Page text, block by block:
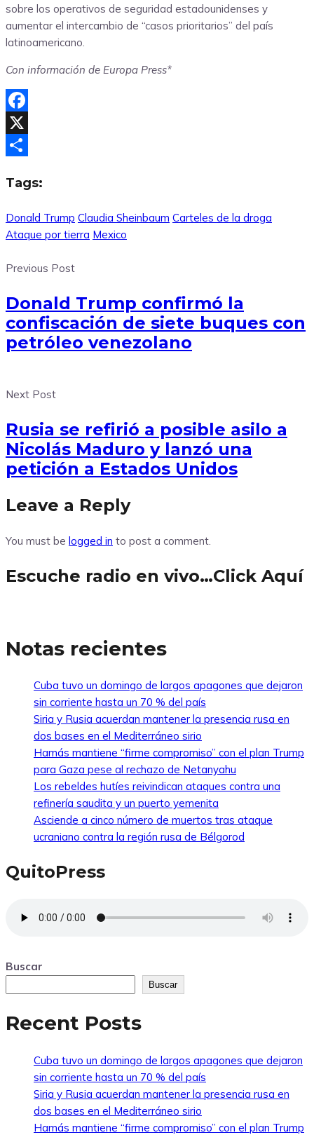
sobre los operativos de seguridad estadounidenses y
aumentar el intercambio de “casos prioritarios” del país
latinoamericano.
Con información de Europa Press*
Facebook
X
Tags:
Donald Trump Claudia Sheinbaum Carteles de la droga
Ataque por tierra Mexico
Previous Post
Donald Trump confirmó la
confiscación de siete buques con
petróleo venezolano
Next Post
Rusia se refirió a posible asilo a
Nicolás Maduro y lanzó una
petición a Estados Unidos
Leave a Reply
You must be logged in to post a comment.
Escuche radio en vivo…Click Aquí
Notas recientes
Cuba tuvo un domingo de largos apagones que dejaron
sin corriente hasta un 70 % del país
Siria y Rusia acuerdan mantener la presencia rusa en
dos bases en el Mediterráneo sirio
Hamás mantiene “firme compromiso” con el plan Trump
para Gaza pese al rechazo de Netanyahu
Los rebeldes hutíes reivindican ataques contra una
refinería saudita y un puerto yemenita
Asciende a cinco número de muertos tras ataque
ucraniano contra la región rusa de Bélgorod
QuitoPress
Buscar
Buscar
Recent Posts
Cuba tuvo un domingo de largos apagones que dejaron
sin corriente hasta un 70 % del país
Siria y Rusia acuerdan mantener la presencia rusa en
dos bases en el Mediterráneo sirio
Hamás mantiene “firme compromiso” con el plan Trump